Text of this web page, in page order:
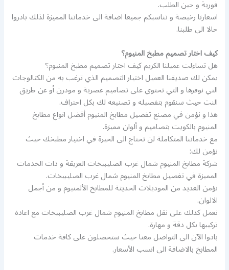
فورية و حين الطلب.
اسعارنا رخيصة و تناسبكم جميعا اضافة الى خدماتنا المميزة لذلك بادروا
حالا الى طلبنا.
كيف اختار تصميم مطبخ المنيوم؟
هل تساءلت عميلنا الكريم كيف اختار تصميم مطبخ المنيوم؟
يمكن لك صديقنا العميل اختيار التصميم الذي ترغب به من الكتالوجات
التي نوفرها و التي تحتوي على تصاميم عصرية و مودرن أو عن طريق
النت حيث سنقوم بتفصيله و تصنيعه لك بكل احتراف.
هذا و نؤمن في مصنع تفصيل مطابخ المنيوم أفضل انواع مطابخ
المنيوم بالكويت بتصاميم و ألوان مميزة.
مع خدماتنا المتكاملة لن تحتاج الى الحيرة في اختيار مطبخك حيث
نؤمن لك:
شركة مطابخ المنيوم شمال غرب الصليبيخات العريقة و ذات الخدمات
المميزة في تفصيل مطابخ المنيوم شمال غرب الصليبيخات.
نؤمن العديد من الموديلات الحديثة للمطابخ الألمنيوم و من أجمل
الالوان.
نعمل كذلك على نقل مطابخ المنيوم شمال غرب الصليبيخات مع اعادة
تركيبها بكل دقة و مهارة.
بادوا الآن الى التواصل معنا حيث ستحصلون على كافة خدمات
المطابخ بالاضافة الى انسب الأسعار.